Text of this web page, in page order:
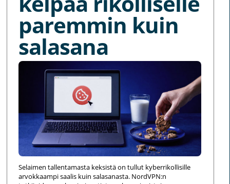
paremmin kuin
salasana
Selaimen tallentamasta keksistä on tullut kyberrikollisille
arvokkaampi saalis kuin salasanasta. NordVPN:n